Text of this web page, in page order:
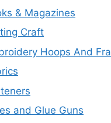
& Magazines
Craft
Hoops And
and Glue Guns